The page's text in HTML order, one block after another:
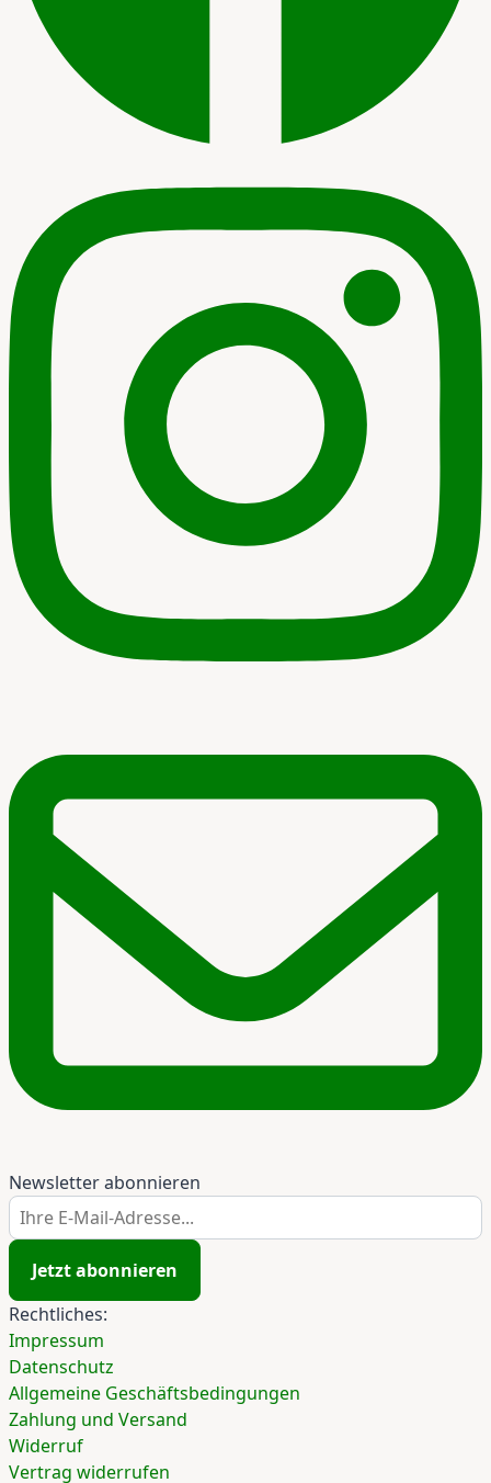
Newsletter abonnieren
Ihre E-Mail-Adresse...
Jetzt abonnieren
Rechtliches:
Impressum
Datenschutz
Allgemeine Geschäftsbedingungen
Zahlung und Versand
Widerruf
Vertrag widerrufen